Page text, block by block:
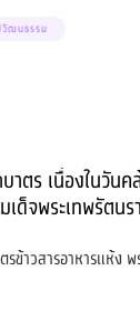
วัฒนธรรม
ตร เนื่องในวันค
ด็จพระเทพรัตนร
ข้าวสารอาหารแห้ง